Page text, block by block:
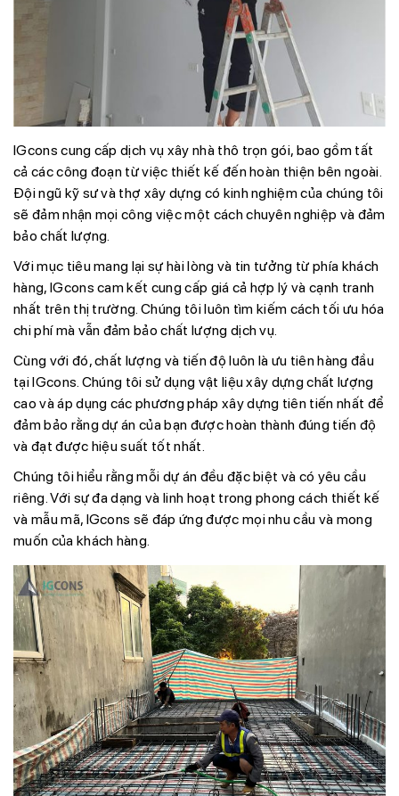
IGcons cung cấp dịch vụ xây nhà thô trọn gói, bao gồm tất
cả các công đoạn từ việc thiết kế đến hoàn thiện bên ngoài.
Đội ngũ kỹ sư và thợ xây dựng có kinh nghiệm của chúng tôi
sẽ đảm nhận mọi công việc một cách chuyên nghiệp và đảm
bảo chất lượng.
Với mục tiêu mang lại sự hài lòng và tin tưởng từ phía khách
hàng, IGcons cam kết cung cấp giá cả hợp lý và cạnh tranh
nhất trên thị trường. Chúng tôi luôn tìm kiếm cách tối ưu hóa
chi phí mà vẫn đảm bảo chất lượng dịch vụ.
Cùng với đó, chất lượng và tiến độ luôn là ưu tiên hàng đầu
tại IGcons. Chúng tôi sử dụng vật liệu xây dựng chất lượng
cao và áp dụng các phương pháp xây dựng tiên tiến nhất để
đảm bảo rằng dự án của bạn được hoàn thành đúng tiến độ
và đạt được hiệu suất tốt nhất.
Chúng tôi hiểu rằng mỗi dự án đều đặc biệt và có yêu cầu
riêng. Với sự đa dạng và linh hoạt trong phong cách thiết kế
và mẫu mã, IGcons sẽ đáp ứng được mọi nhu cầu và mong
muốn của khách hàng.